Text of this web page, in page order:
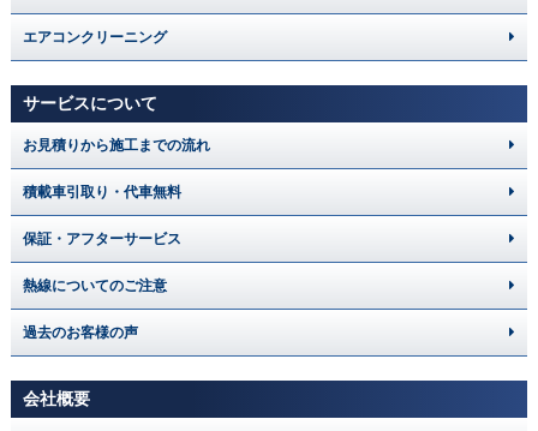
エアコンクリーニング
サービスについて
お見積りから施工までの流れ
積載車引取り・代車無料
保証・アフターサービス
熱線についてのご注意
過去のお客様の声
会社概要